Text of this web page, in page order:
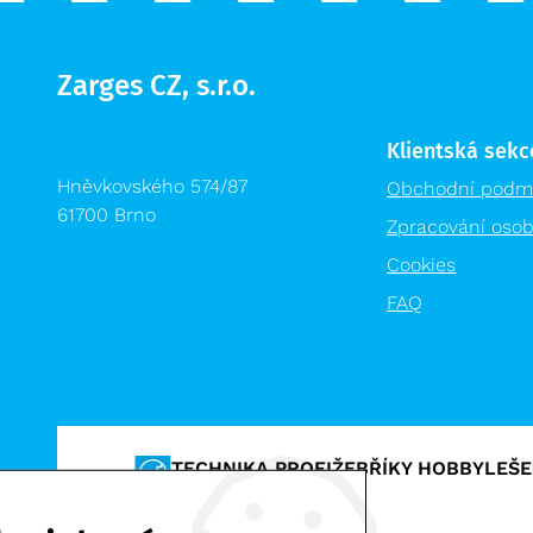
Zarges CZ, s.r.o.
Hněvkovského 574/87
61700 Brno
Klientská
Obchodní
Zpracování
Cookies
FAQ
TECHNIKA PROFIŽEBŘÍKY HOBBY